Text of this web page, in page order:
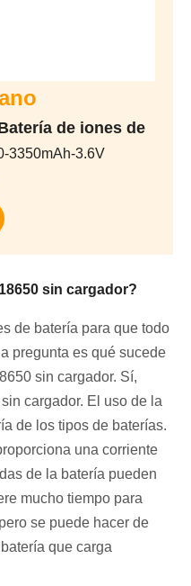
de iones de
3350mAh-3.6V
sin cargador?
de batería para que todo
pregunta es qué sucede
sin cargador. Sí,
cargador. El uso de la
de los tipos de baterías.
una corriente
de la batería pueden
mucho tiempo para
se puede hacer de
que carga